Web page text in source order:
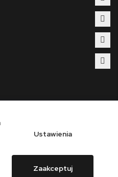
Porcelanowa. Wszelkie prawa
Ustawienia
Zaakceptuj